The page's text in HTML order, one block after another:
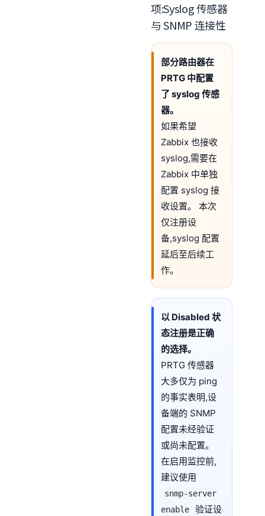
项:Syslog 传感器
与 SNMP 连接性
部分路由器在
PRTG 中配置
了 syslog 传感
器。
如果希望
Zabbix 也接收
syslog,需要在
Zabbix 中单独
配置 syslog 接
收设置。 本次
仅注册设
备,syslog 配置
延后至后续工
作。
以 Disabled 状
态注册是正确
的选择。
PRTG 传感器
大多仅为 ping
的事实表明,设
备端的 SNMP
配置未经验证
或尚未配置。
在启用监控前,
建议使用
snmp-server
enable
验证设